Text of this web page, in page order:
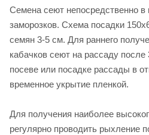
Семена сеют непосредственно в
заморозков. Схема посадки
семян 3-5 см. Для раннего
кабачков сеют на рассаду
посеве или посадке рассады в
временное укрытие пленкой.
Для получения наиболее
регулярно проводить рыхление